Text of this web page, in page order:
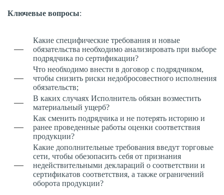
Ключевые вопросы:
Какие специфические требования и новые
обязательства необходимо анализировать при выборе
подрядчика по сертификации?
Что необходимо внести в договор с подрядчиком,
чтобы снизить риски недобросовестного исполнения
обязательств;
В каких случаях Исполнитель обязан возместить
материальный ущерб?
Как сменить подрядчика и не потерять историю и
ранее проведенные работы оценки соответствия
продукции?
Какие дополнительные требования введут торговые
сети, чтобы обезопасить себя от признания
недействительными деклараций о соответствии и
сертификатов соответствия, а также ограничений
оборота продукции?